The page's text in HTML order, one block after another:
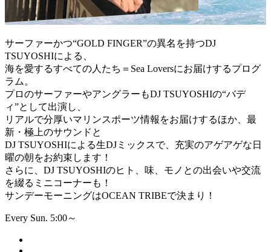
サーファーかつ“GOLD FINGER”の異名を持つDJ
TSUYOSHIによる、
海を愛するすべての人たち＝Sea Loversにお届けするプログ
ラム。
プロのサーファーやアングラーもDJ TSUYOSHIの“バデ
ィ”として出演し、
リアルで分厚いマリンスポーツ情報をお届けするほか、最
新・極上のサウンドと
DJ TSUYOSHIによる生DJミックスで、充実のアゲアゲな日
曜の朝をお約束します！
さらに、DJ TSUYOSHIのヒト、味、モノとの出会いや交流
を綴るミニコーナーも！
サンデーモーニングはOCEAN TRIBEで決まり！
Every Sun. 5:00～